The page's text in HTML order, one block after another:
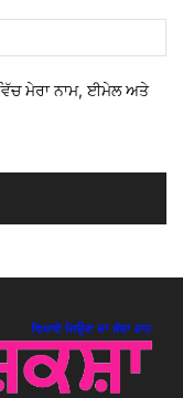
ਮੇਰਾ ਨਾਮ, ਈਮੇਲ ਅਤੇ